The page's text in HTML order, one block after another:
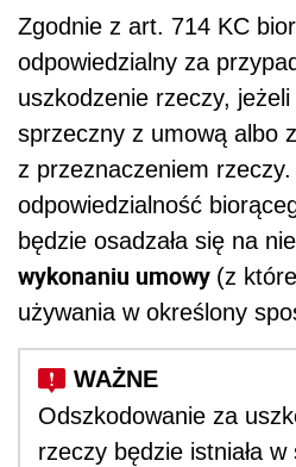
Zgodnie z art. 714 KC
odpowiedzialny za
uszkodzenie rzeczy,
sprzeczny z umową albo
z przeznaczeniem rzeczy.
odpowiedzialność
będzie osadzała się na
wykonaniu umowy (z
używania w określony
Odszkodowanie za
rzeczy będzie istniała